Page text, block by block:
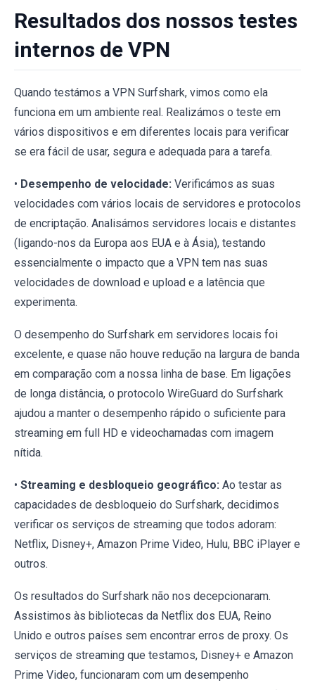
Resultados dos nossos testes
internos de VPN
Quando testámos a VPN Surfshark, vimos como ela
funciona em um ambiente real. Realizámos o teste em
vários dispositivos e em diferentes locais para verificar
se era fácil de usar, segura e adequada para a tarefa.
• Desempenho de velocidade: Verificámos as suas
velocidades com vários locais de servidores e protocolos
de encriptação. Analisámos servidores locais e distantes
(ligando-nos da Europa aos EUA e à Ásia), testando
essencialmente o impacto que a VPN tem nas suas
velocidades de download e upload e a latência que
experimenta.
O desempenho do Surfshark em servidores locais foi
excelente, e quase não houve redução na largura de banda
em comparação com a nossa linha de base. Em ligações
de longa distância, o protocolo WireGuard do Surfshark
ajudou a manter o desempenho rápido o suficiente para
streaming em full HD e videochamadas com imagem
nítida.
• Streaming e desbloqueio geográfico: Ao testar as
capacidades de desbloqueio do Surfshark, decidimos
verificar os serviços de streaming que todos adoram:
Netflix, Disney+, Amazon Prime Video, Hulu, BBC iPlayer e
outros.
Os resultados do Surfshark não nos decepcionaram.
Assistimos às bibliotecas da Netflix dos EUA, Reino
Unido e outros países sem encontrar erros de proxy. Os
serviços de streaming que testamos, Disney+ e Amazon
Prime Video, funcionaram com um desempenho